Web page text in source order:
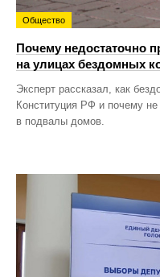
Общество
Почему недостаточно
на улицах бездомных
Эксперт рассказал, как
Конституция РФ и почему
в подвалы домов.